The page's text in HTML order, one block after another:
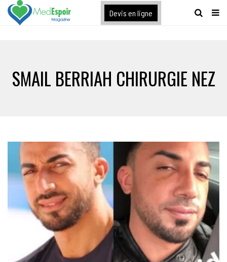
[maxbutton name="devis express"]
Devis en ligne
SMAIL BERRIAH CHIRURGIE NEZ